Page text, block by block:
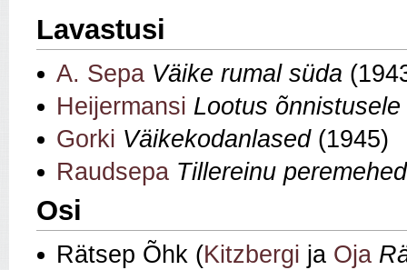
Lavastusi
A. Sepa Väike rumal süda
Heijermansi Lootus õnnistusele
Gorki Väikekodanlased(1945)
Raudsepa Tillereinu peremehed
Osi
Rätsep Õhk (Kitzbergi ja Oja